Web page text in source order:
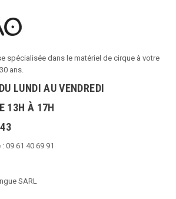
spécialisée dans le matériel de cirque à votre
ans.
LUNDI AU VENDREDI
13H À 17H
09 61 40 69 91
SARL